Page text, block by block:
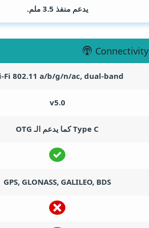
يدعم منفذ 3.5 ملم.
Connectivity
Fi 802.11 a/b/g/n/ac, dual-band
v5.0
Type C كما يدعم الـ OTG
GPS, GLONASS, GALILEO, BDS